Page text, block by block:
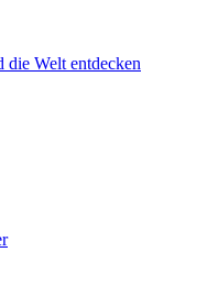
Welt entdecken